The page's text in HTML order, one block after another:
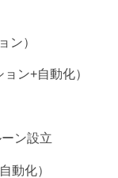
ン）
ン+自動化）
ン設立
動化）